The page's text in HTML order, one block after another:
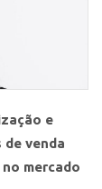
e
de venda
mercado